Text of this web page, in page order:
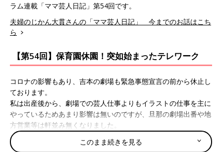
ラム連載「ママ芸人日記」第54回です。
夫婦のじかん大貫さんの「ママ芸人日記」 今までのお話はこち
ら
【第54回】保育園休園！突如始まったテレワーク
コロナの影響もあり、吉本の劇場も緊急事態宣言の前から休止し
ております。
私は出産後から、劇場での芸人仕事よりもイラストの仕事を主に
やっているためあまり影響は無いのですが、旦那の劇場出番や地
方営業等は軒並み無くなりました。
とは言え、旦那もコラムの連載やいろいろと細々とした仕事があ
ったりするため、劇場の仕事が無くなったからといって休みとい
このまま続きを見る